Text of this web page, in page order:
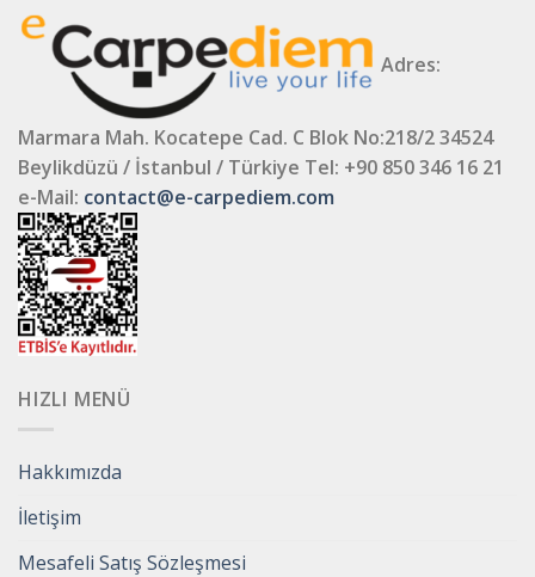
Adres:
Marmara Mah. Kocatepe Cad. C Blok No:218/2 34524
Beylikdüzü / İstanbul / Türkiye Tel: +90 850 346 16 21
e-Mail: contact@e-carpediem.com
HIZLI MENÜ
Hakkımızda
İletişim
Mesafeli Satış Sözleşmesi